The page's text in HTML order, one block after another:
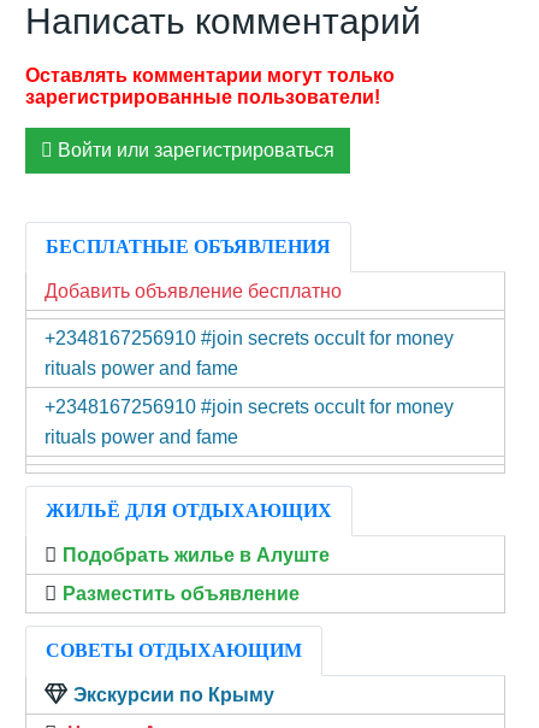
Написать комментарий
Войти или зарегистрироваться
БЕСПЛАТНЫЕ ОБЪЯВЛЕНИЯ
Добавить объявление бесплатно
+2348167256910 #join secrets occult for money
rituals power and fame
+2348167256910 #join secrets occult for money
rituals power and fame
ЖИЛЬЁ ДЛЯ ОТДЫХАЮЩИХ
Подобрать жилье в Алуште
Разместить объявление
СОВЕТЫ ОТДЫХАЮЩИМ
Экскурсии по Крыму